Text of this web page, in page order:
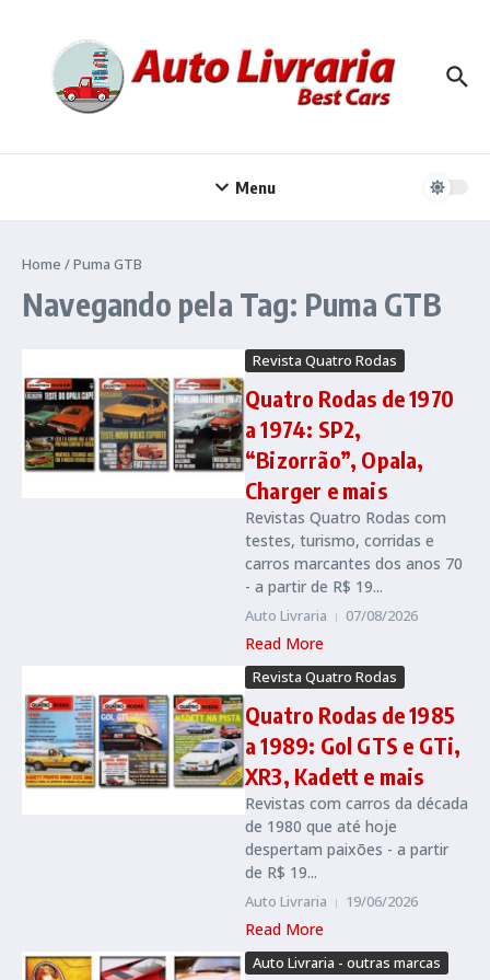
Menu
Home /Puma GTB
Navegando pela Tag: Puma GTB
Revista Quatro Rodas
Quatro Rodas de 1970
a 1974: SP2,
“Bizorrão”, Opala,
Charger e mais
Revistas Quatro Rodas com
testes, turismo, corridas e
carros marcantes dos anos 70
- a partir de R$ 19...
Auto Livraria 07/08/2026
Read More
Revista Quatro Rodas
Quatro Rodas de 1985
a 1989: Gol GTS e GTi,
XR3, Kadett e mais
Revistas com carros da década
de 1980 que até hoje
despertam paixões - a partir
de R$ 19...
Auto Livraria 19/06/2026
Read More
Auto Livraria - outras marcas